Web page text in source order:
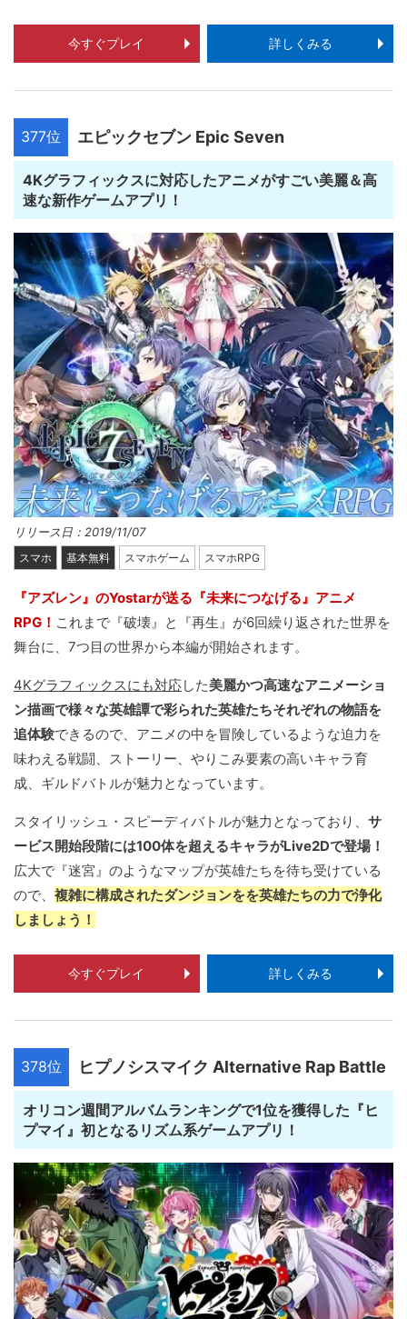
今すぐプレイ 詳しくみる
377位 エピックセブン Epic Seven
4Kグラフィックスに対応したアニメがすごい美麗＆高
速な新作ゲームアプリ！
リリース日：2019/11/07
スマホ 基本無料 スマホゲーム スマホRPG
『アズレン』のYostarが送る『未来につなげる』アニメ
RPG！ これまで『破壊』と『再生』が6回繰り返された世界を
舞台に、7つ目の世界から本編が開始されます。
4Kグラフィックスにも対応した美麗かつ高速なアニメーショ
ン描画で様々な英雄譚で彩られた英雄たちそれぞれの物語を
追体験できるので、アニメの中を冒険しているような迫力を
味わえる戦闘、ストーリー、やりこみ要素の高いキャラ育
成、ギルドバトルが魅力となっています。
スタイリッシュ・スピーディバトルが魅力となっており、 サ
ービス開始段階には100体を超えるキャラがLive2Dで登場！
広大で『迷宮』のようなマップが英雄たちを待ち受けている
ので、 複雑に構成されたダンジョンをを英雄たちの力で浄化
しましょう！
今すぐプレイ 詳しくみる
378位 ヒプノシスマイク Alternative Rap Battle
オリコン週間アルバムランキングで1位を獲得した『ヒ
プマイ』初となるリズム系ゲームアプリ！